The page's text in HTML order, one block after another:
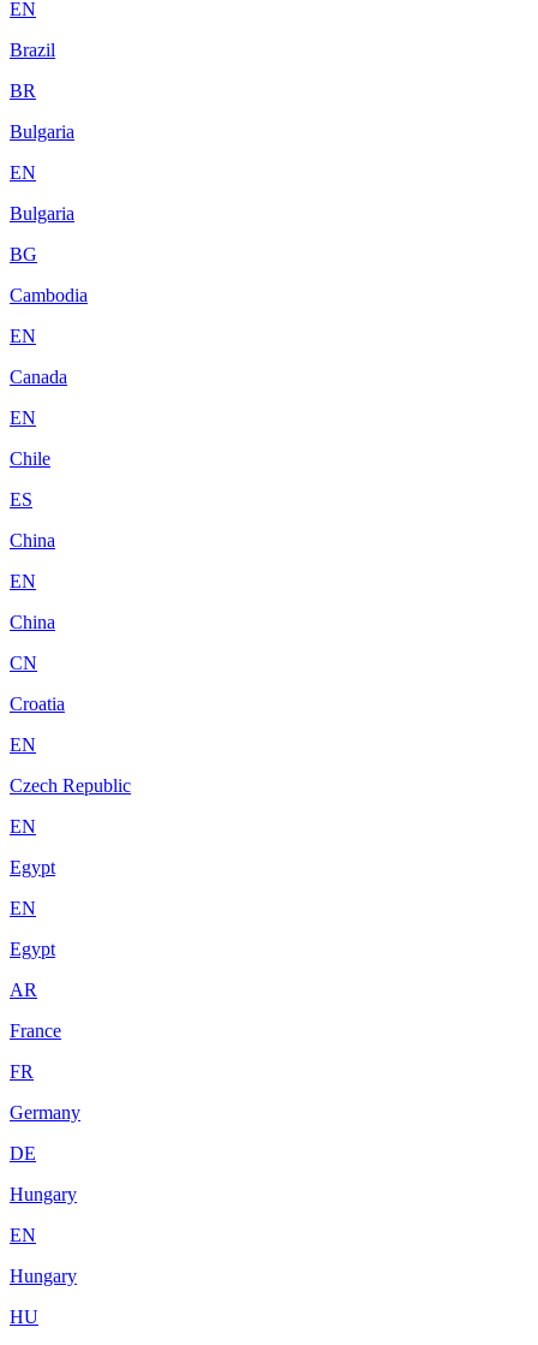
EN
Brazil
BR
Bulgaria
EN
Bulgaria
BG
Cambodia
EN
Canada
EN
Chile
ES
China
EN
China
CN
Croatia
EN
Czech Republic
EN
Egypt
EN
Egypt
AR
France
FR
Germany
DE
Hungary
EN
Hungary
HU